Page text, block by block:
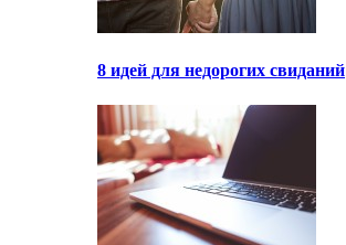
8 идей для недорогих свиданий